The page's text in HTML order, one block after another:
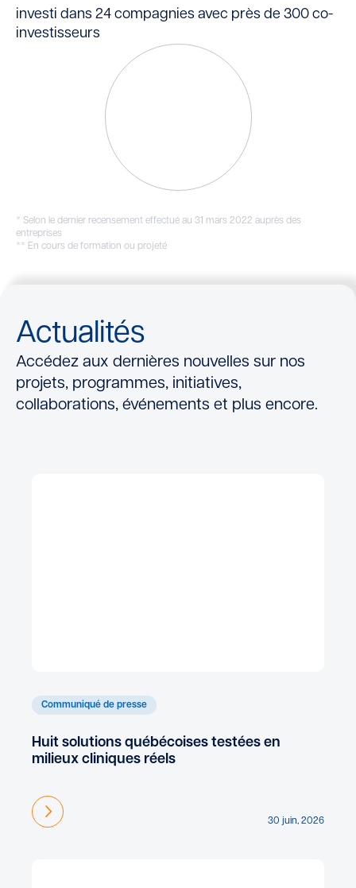
investi dans 24 compagnies avec près de 300 co-
investisseurs
* Selon le dernier recensement effectué au 31 mars 2022 auprès des
entreprises
** En cours de formation ou projeté
Actualités
Accédez aux dernières nouvelles sur nos
projets, programmes, initiatives,
collaborations, événements et plus encore.
Communiqué de presse
Huit solutions québécoises testées en
milieux cliniques réels
En savoir plus
30 juin, 2026